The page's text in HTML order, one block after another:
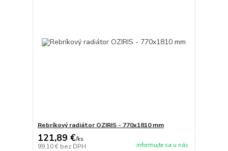
Rebríkový radiátor OZIRIS - 770x1810 mm
121,89 €/ks
99,10 € bez DPH informujte sa u nás